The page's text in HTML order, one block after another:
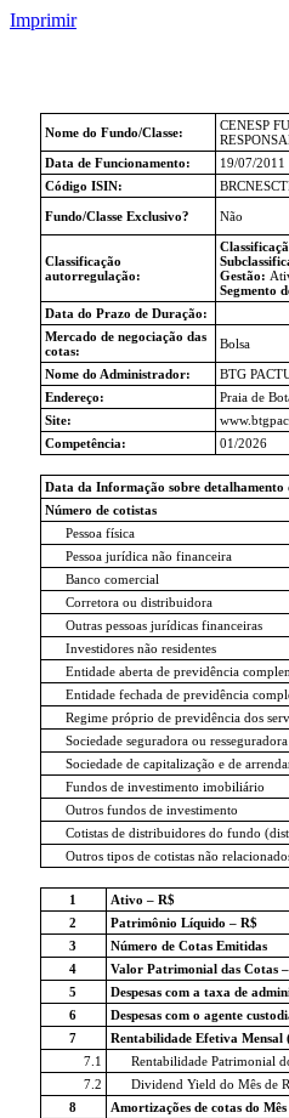
Imprimir
Nome do Fundo/Classe:
CENESP
Data de Funcionamento:
19/07/2011
Código ISIN:
Fundo/Classe Exclusivo? Não
Classificação
autorregulação:
Gestão:
Segmento
Data do Prazo de Duração:
Mercado de negociação das
cotas:
Bolsa
Nome do Administrador:
BTG
Endereço:
Praia de
Site:
Competência:
01/2026
Data da Informação sobre detalhamento
Número de cotistas
Pessoa física
Pessoa jurídica não financeira
Banco comercial
Corretora ou distribuidora
Outras pessoas jurídicas financeiras
Investidores não residentes
Entidade aberta de previdência
Entidade fechada de previdência
Regime próprio de previdência dos
Sociedade seguradora ou resseguradora
Sociedade de capitalização e de
Fundos de investimento imobiliário
Outros fundos de investimento
Cotistas de distribuidores do fundo
Outros tipos de cotistas não
1
Ativo – R$
2
Patrimônio Líquido – R$
3
Número de Cotas Emitidas
4
Valor Patrimonial das Cotas
5
Despesas com a taxa de
6
Despesas com o agente
7
Rentabilidade Efetiva Mensal
7.1
Rentabilidade Patrimonial
7.2
Dividend Yield do Mês de
8
Amortizações de cotas do